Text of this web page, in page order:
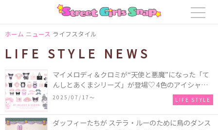
ホーム ニュース ライフスタイル
LIFE STYLE NEWS
マイメロディ＆クロミが“天使と悪魔”になった「て
んしとあくまシリーズ」が登場♡ 4色のアイシャド
ウにハイライトとアイブロウを加えたマルチパレッ
2025/07/17〜 LIFE STYLE
ダッフィーたちが ステラ・ルーのために鳥のダンス